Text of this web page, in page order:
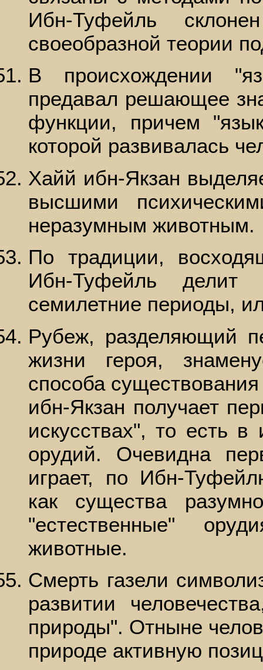
Ибн-Туфейль
своеобразной теории
В происхождении
предавал решающее
функции, причем
которой развивалась
Хайй ибн-Якзан
высшими
неразумным животным.
По традиции,
Ибн-Туфейль
семилетние периоды,
Рубеж, разделяющий
жизни героя,
способа
ибн-Якзан получает
искусствах", то есть в
орудий. Очевидна
играет, по Ибн-
как существа
"естественные"
животные.
Смерть газели
развитии
природы". Отныне
природе активную